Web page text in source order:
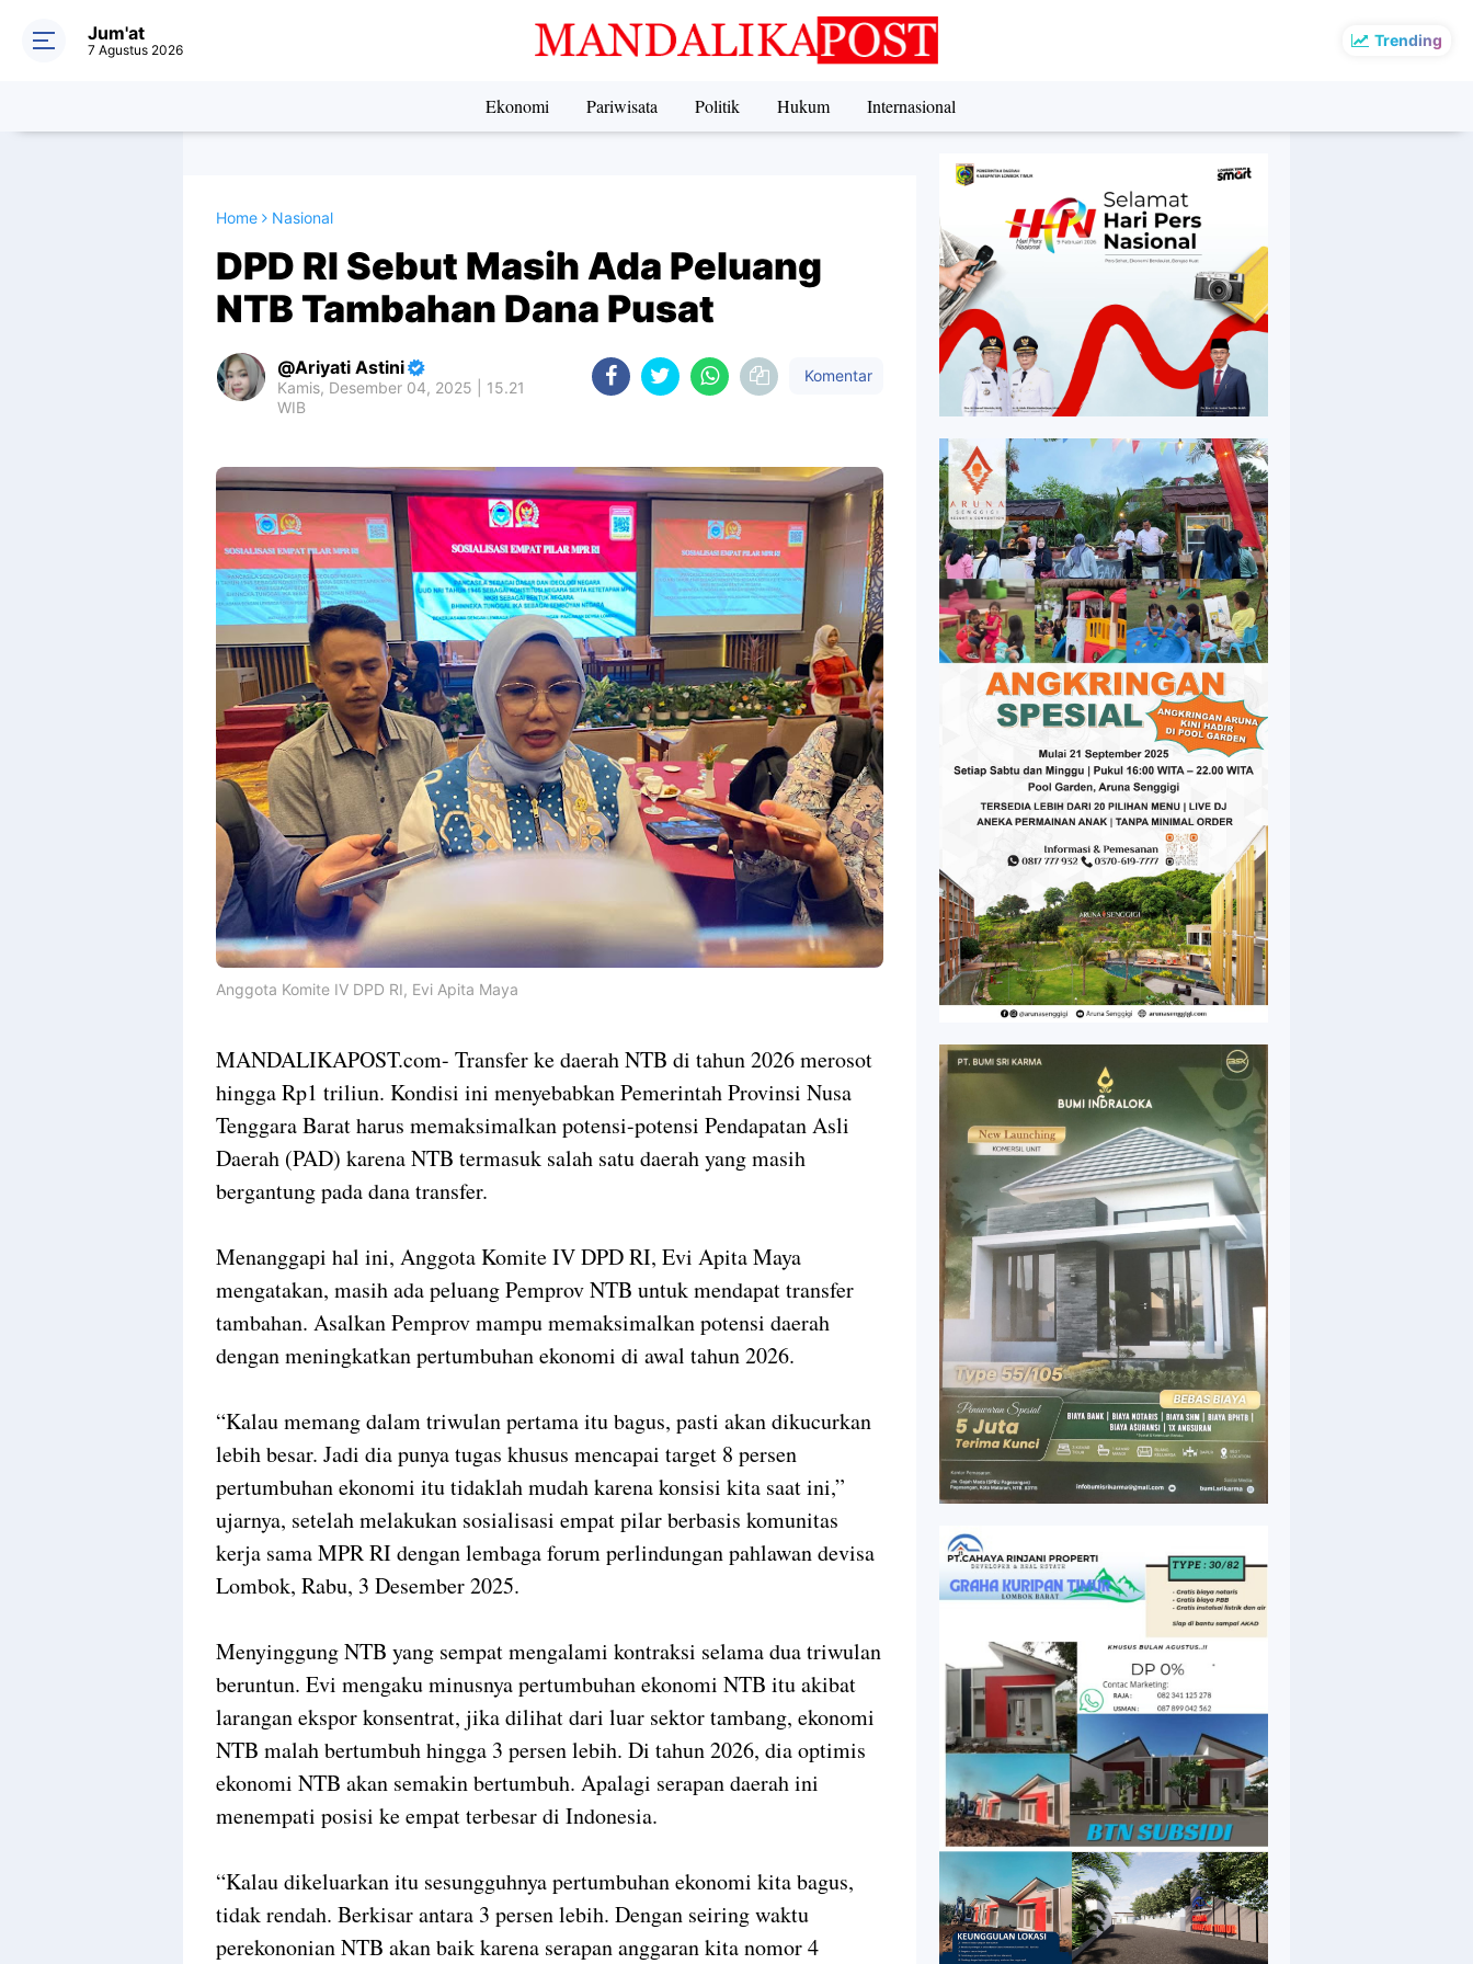
Trending
Jum'at
7 Agustus 2026
Ekonomi Pariwisata Politik Hukum Internasional
Home Nasional
DPD RI Sebut Masih Ada Peluang
NTB Tambahan Dana Pusat
Ariyati Astini
Kamis, Desember 04, 2025 | 15.21
WIB
Komentar
Anggota Komite IV DPD RI, Evi Apita Maya
MANDALIKAPOST.com- Transfer ke daerah NTB di tahun 2026 merosot
hingga Rp1 triliun. Kondisi ini menyebabkan Pemerintah Provinsi Nusa
Tenggara Barat harus memaksimalkan potensi-potensi Pendapatan Asli
Daerah (PAD) karena NTB termasuk salah satu daerah yang masih
bergantung pada dana transfer.
Menanggapi hal ini, Anggota Komite IV DPD RI, Evi Apita Maya
mengatakan, masih ada peluang Pemprov NTB untuk mendapat transfer
tambahan. Asalkan Pemprov mampu memaksimalkan potensi daerah
dengan meningkatkan pertumbuhan ekonomi di awal tahun 2026.
“Kalau memang dalam triwulan pertama itu bagus, pasti akan dikucurkan
lebih besar. Jadi dia punya tugas khusus mencapai target 8 persen
pertumbuhan ekonomi itu tidaklah mudah karena konsisi kita saat ini,”
ujarnya, setelah melakukan sosialisasi empat pilar berbasis komunitas
kerja sama MPR RI dengan lembaga forum perlindungan pahlawan devisa
Lombok, Rabu, 3 Desember 2025.
Menyinggung NTB yang sempat mengalami kontraksi selama dua triwulan
beruntun. Evi mengaku minusnya pertumbuhan ekonomi NTB itu akibat
larangan ekspor konsentrat, jika dilihat dari luar sektor tambang, ekonomi
NTB malah bertumbuh hingga 3 persen lebih. Di tahun 2026, dia optimis
ekonomi NTB akan semakin bertumbuh. Apalagi serapan daerah ini
menempati posisi ke empat terbesar di Indonesia.
“Kalau dikeluarkan itu sesungguhnya pertumbuhan ekonomi kita bagus,
tidak rendah. Berkisar antara 3 persen lebih. Dengan seiring waktu
perekononian NTB akan baik karena serapan anggaran kita nomor 4